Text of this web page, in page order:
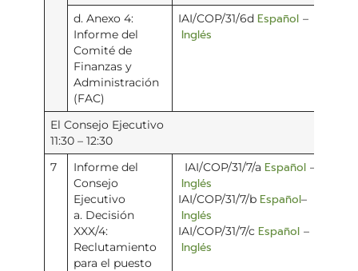
d. Anexo 4:
Informe del
Comité de
Finanzas y
Administración
(FAC)
IAI/COP/31/6d Español –
Inglés
El Consejo Ejecutivo
11:30 – 12:30
7
Informe del
Consejo
Ejecutivo
a. Decisión
XXX/4:
Reclutamiento
para el puesto
IAI/COP/31/7/a Español –
Inglés
IAI/COP/31/7/b Español–
Inglés
IAI/COP/31/7/c Español –
Inglés